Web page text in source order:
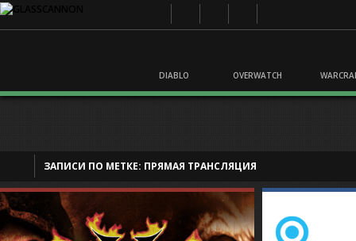
DIABLO OVERWATCH
ЗАПИСИ ПО МЕТКЕ: ПРЯМАЯ ТРАНСЛЯЦИЯ